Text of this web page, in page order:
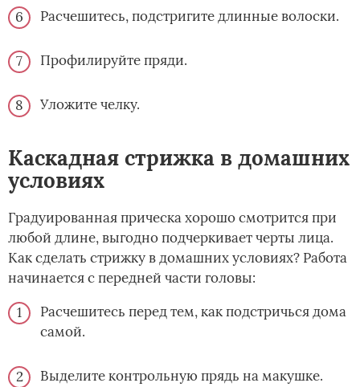
Расчешитесь, подстригите длинные волоски.
Профилируйте пряди.
Уложите челку.
Каскадная стрижка в домашних
условиях
Градуированная прическа хорошо смотрится при
любой длине, выгодно подчеркивает черты лица.
Как сделать стрижку в домашних условиях? Работа
начинается с передней части головы:
Расчешитесь перед тем, как подстричься дома
самой.
Выделите контрольную прядь на макушке.